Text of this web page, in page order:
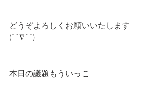
どうぞよろしくお願いいたします
(⌒∇⌒)
本日の議題もういっこ